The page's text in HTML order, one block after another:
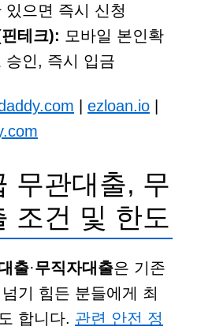
있으면 즉시 신청
테크): 모바일 본인확
승인, 즉시 입금
ezloan.io
무관대출, 무
조건 및 한도
출·무직자대출은 기존
기 힘든 분들에게 최
합니다. 관련 안전 정